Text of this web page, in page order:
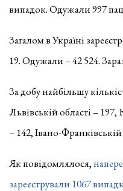
випадок. Одужали 997
Загалом в Україні
19. Одужали – 42 524.
За добу найбільшу
Львівській області – 197,
– 142, Івано-
Як повідомлялося,
зареєстрували 1067